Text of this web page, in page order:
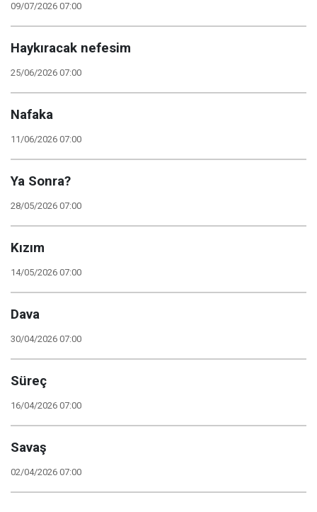
09/07/2026 07:00
Haykıracak nefesim
25/06/2026 07:00
Nafaka
11/06/2026 07:00
Ya Sonra?
28/05/2026 07:00
Kızım
14/05/2026 07:00
Dava
30/04/2026 07:00
Süreç
16/04/2026 07:00
Savaş
02/04/2026 07:00